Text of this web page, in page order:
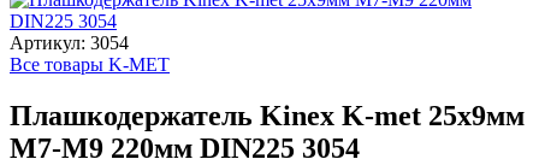
Артикул: 3054
Все товары K-MET
Плашкодержатель Kinex K-met 25х9мм
М7-М9 220мм DIN225 3054